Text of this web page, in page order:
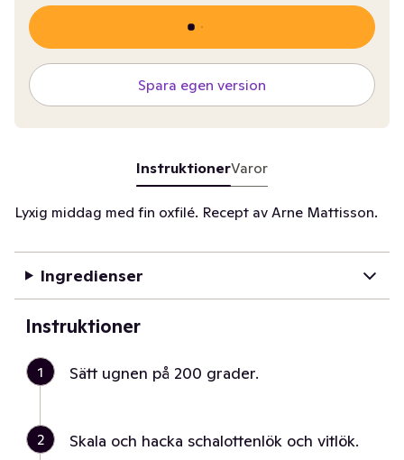
Spara egen version
InstruktionerVaror
Lyxig middag med fin oxfilé. Recept av Arne Mattisson.
Ingredienser
Instruktioner
1 Sätt ugnen på 200 grader.
2 Skala och hacka schalottenlök och vitlök.